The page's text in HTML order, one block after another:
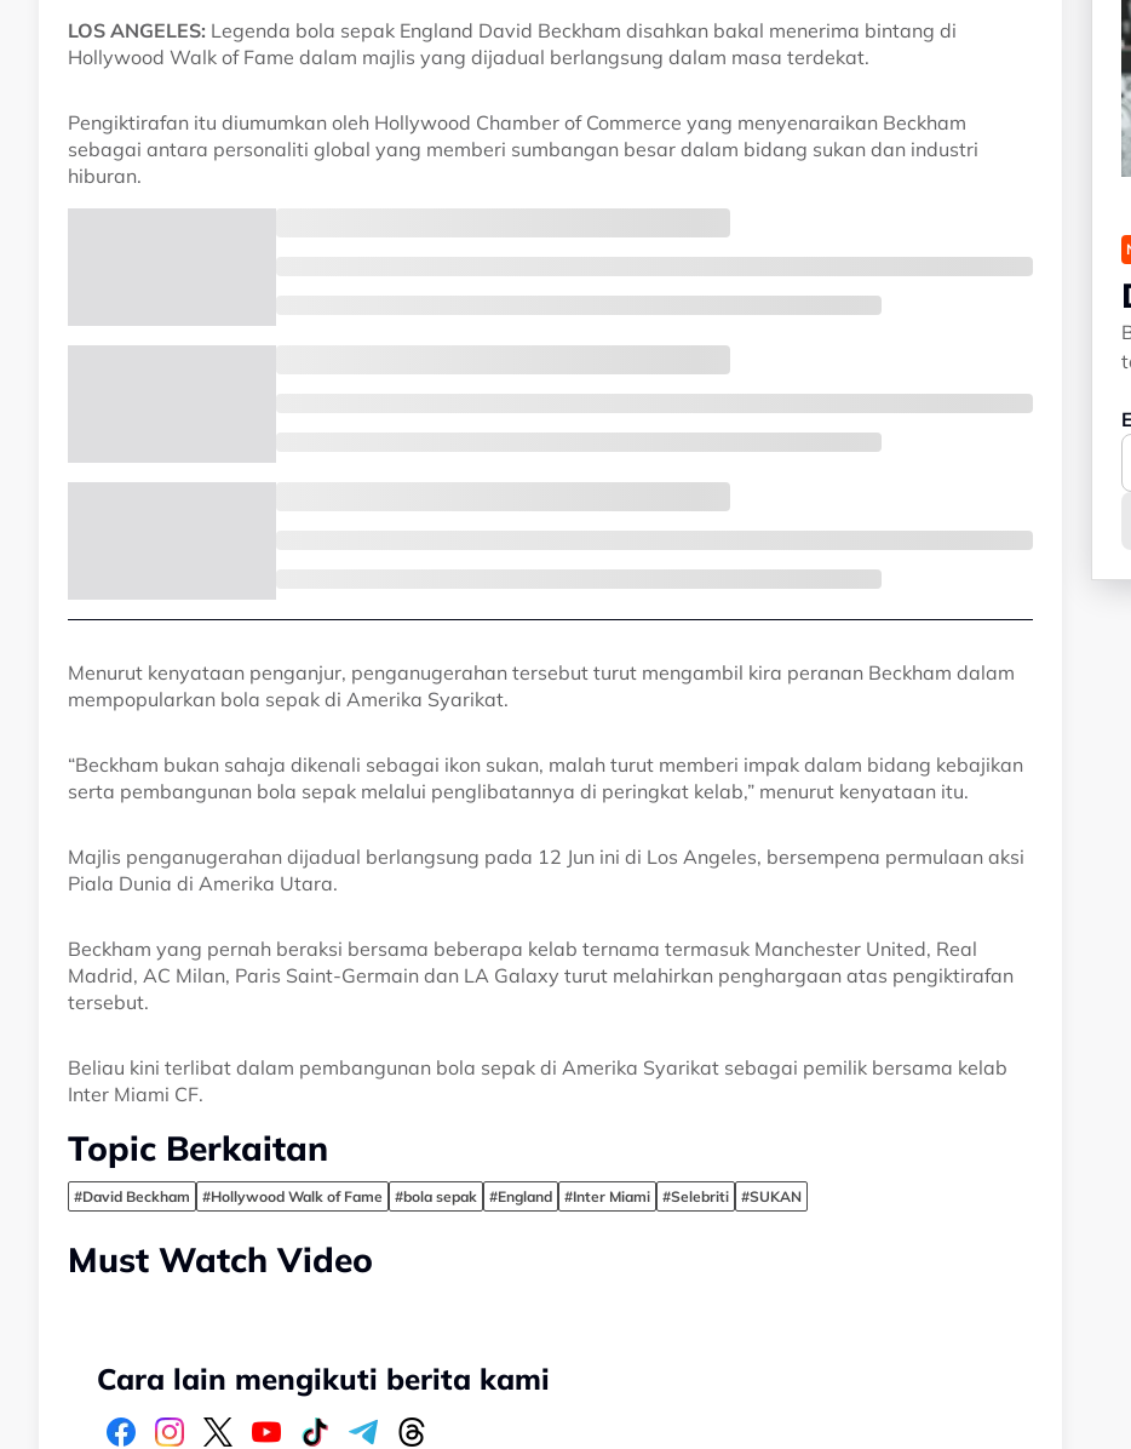
LOS ANGELES: Legenda bola sepak England David Beckham disahkan bakal menerima bintang di
Hollywood Walk of Fame dalam majlis yang dijadual berlangsung dalam masa terdekat.
Pengiktirafan itu diumumkan oleh Hollywood Chamber of Commerce yang menyenaraikan Beckham
sebagai antara personaliti global yang memberi sumbangan besar dalam bidang sukan dan industri
hiburan.
Menurut kenyataan penganjur, penganugerahan tersebut turut mengambil kira peranan Beckham dalam
mempopularkan bola sepak di Amerika Syarikat.
“Beckham bukan sahaja dikenali sebagai ikon sukan, malah turut memberi impak dalam bidang kebajikan
serta pembangunan bola sepak melalui penglibatannya di peringkat kelab,” menurut kenyataan itu.
Majlis penganugerahan dijadual berlangsung pada 12 Jun ini di Los Angeles, bersempena permulaan aksi
Piala Dunia di Amerika Utara.
Beckham yang pernah beraksi bersama beberapa kelab ternama termasuk Manchester United, Real
Madrid, AC Milan, Paris Saint-Germain dan LA Galaxy turut melahirkan penghargaan atas pengiktirafan
tersebut.
Beliau kini terlibat dalam pembangunan bola sepak di Amerika Syarikat sebagai pemilik bersama kelab
Inter Miami CF.
Topic Berkaitan
#David Beckham #Hollywood Walk of Fame #bola sepak #England #Inter Miami #Selebriti #SUKAN
Must Watch Video
Cara lain mengikuti berita kami